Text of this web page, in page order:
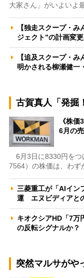
大家さん」がいよいよ
【独走スクープ・
ジェクト”の計画変
【追及スクープ・
明かされる柳瀬健一
古賀真人「発掘
《株
6月の
6月3日に8330円をつ
7564）の株価は、わず
三菱重工が「AIイン
運 エヌビディアと
キオクシアHD「7万
の反転シグナルか
突然マルサがや